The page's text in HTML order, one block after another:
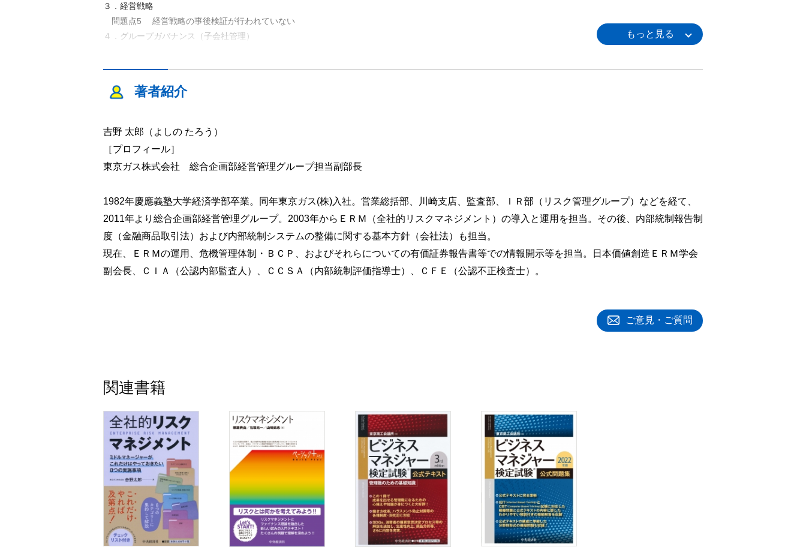
３．経営戦略
問題点5 経営戦略の事後検証が行われていない
４．グループガバナンス（子会社管理）
問題点9 売上高は小さいが重大なリスクを有する子会社に対する親会社の管理が不十分
第２章 リスクの識別・評価・対応
１．リスクの識別
問題点10 事業の原点や前提および自社の存在意義を考慮しないでリスクを識別しようとしている
問題点11 リスクに対する感度が低い
問題点13 自社単独で対応できる事象だけをリスクとして識別している
問題点14 リスクの識別を既知のリスクに限定している
問題点15 発生可能性が低いが影響度が甚大なリスクを識別していない
２．根本原因の解明
３．リスクの評価
問題点22 リスク対応に投入する経営資源の大半が過去に顕在化した既知のリスクの再発防止に用いられている
問題点23 最善策のみを求めて次善の策を策定していない
問題点24 多大な経営資源の投入を要するリスクへの対応が検討されていない
問題点25 複数部門の連携が必要なリスクへの対応がなされていない
５．受け入れ可能なリスクの上限
問題点26 受け入れ可能なリスクの上限が明確にされていない
６．リスクテイク
問題点27 リスクテイクの判断を現場だけに任せている
第３章不祥事の防止
１．現 場
問題点28 「 事業活動の基盤となる業務」を他の判断要素と比較している
著者紹介
吉野 太郎（よしの たろう）
［プロフィール］
東京ガス株式会社 総合企画部経営管理グループ担当副部長
1982年慶應義塾大学経済学部卒業。同年東京ガス(株)入社。営業総括部、川崎支店、監査部、ＩＲ部（リスク管理グループ）などを経て、
2011年より総合企画部経営管理グループ。2003年からＥＲＭ（全社的リスクマネジメント）の導入と運用を担当。その後、内部統制報告制
度（金融商品取引法）および内部統制システムの整備に関する基本方針（会社法）も担当。
現在、ＥＲＭの運用、危機管理体制・ＢＣＰ、およびそれらについての有価証券報告書等での情報開示等を担当。日本価値創造ＥＲＭ学会
副会長、ＣＩＡ（公認内部監査人）、ＣＣＳＡ（内部統制評価指導士）、ＣＦＥ（公認不正検査士）。
ご意見・ご質問
関連書籍